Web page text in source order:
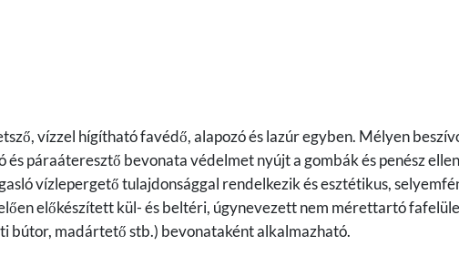
vízzel hígítható favédő, alapozó és lazúr egyben. Mélyen
páraáteresztő bevonata védelmet nyújt a gombák és penész
vízlepergető tulajdonsággal rendelkezik és esztétikus,
előkészített kül- és beltéri, úgynevezett nem mérettartó
bútor, madártető stb.) bevonataként alkalmazható.